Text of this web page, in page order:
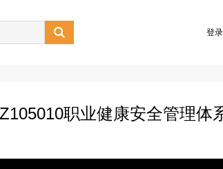
 登
职业健康安全管理体